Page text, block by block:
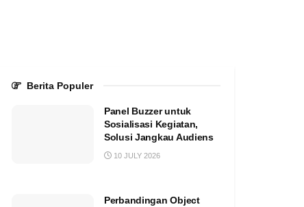
Berita Populer
Panel Buzzer untuk
Sosialisasi Kegiatan,
Solusi Jangkau Audiens
10 JULY 2026
Perbandingan Object